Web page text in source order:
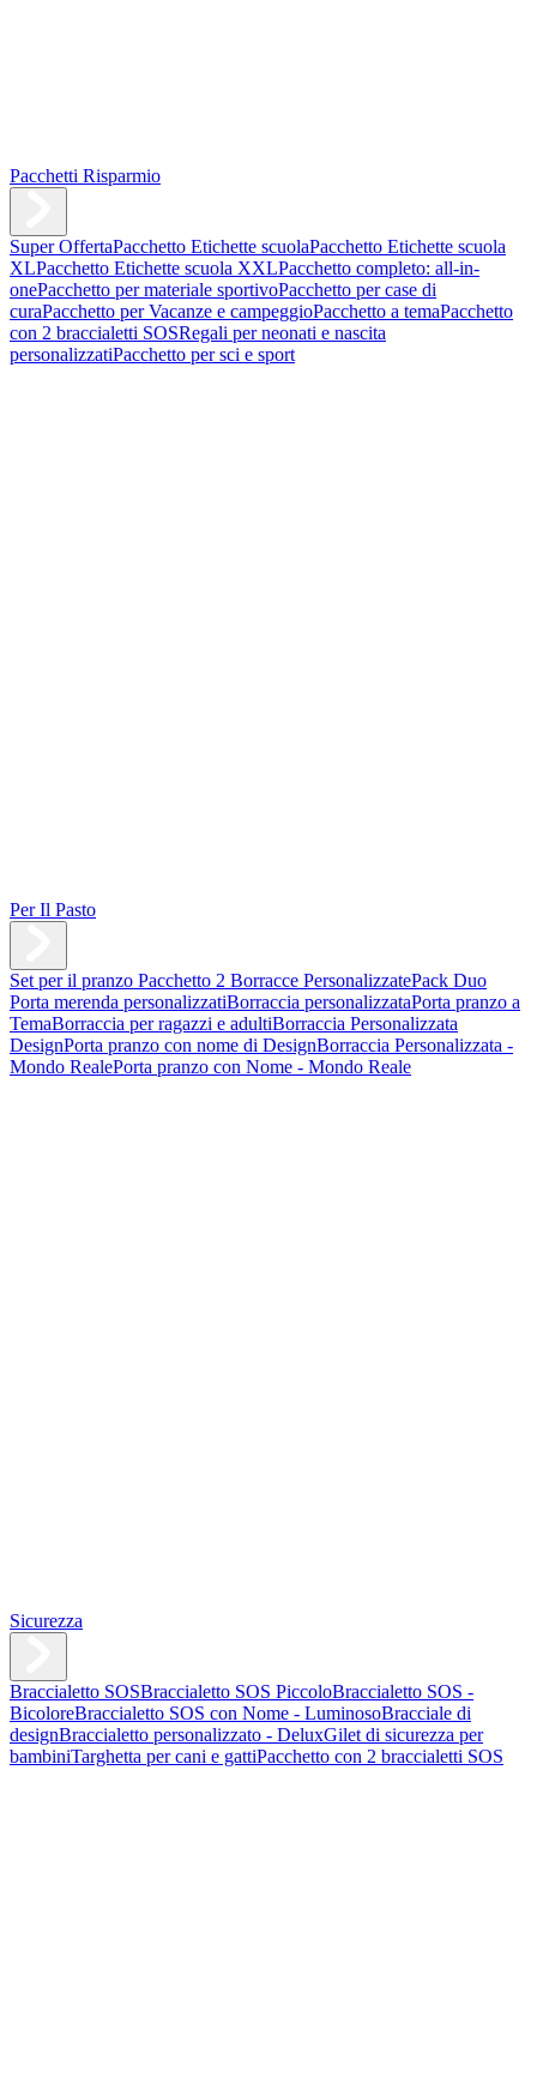
Pacchetti Risparmio
Super OffertaPacchetto Etichette scuolaPacchetto Etichette scuola
XLPacchetto Etichette scuola XXLPacchetto completo: all-in-
onePacchetto per materiale sportivoPacchetto per case di
curaPacchetto per Vacanze e campeggioPacchetto a temaPacchetto
con 2 braccialetti SOSRegali per neonati e nascita
personalizzatiPacchetto per sci e sport
Per Il Pasto
Set per il pranzo Pacchetto 2 Borracce PersonalizzatePack Duo
Porta merenda personalizzatiBorraccia personalizzataPorta pranzo a
TemaBorraccia per ragazzi e adultiBorraccia Personalizzata
DesignPorta pranzo con nome di DesignBorraccia Personalizzata -
Mondo RealePorta pranzo con Nome - Mondo Reale
Sicurezza
Braccialetto SOSBraccialetto SOS PiccoloBraccialetto SOS -
BicoloreBraccialetto SOS con Nome - LuminosoBracciale di
designBraccialetto personalizzato - DeluxGilet di sicurezza per
bambiniTarghetta per cani e gattiPacchetto con 2 braccialetti SOS